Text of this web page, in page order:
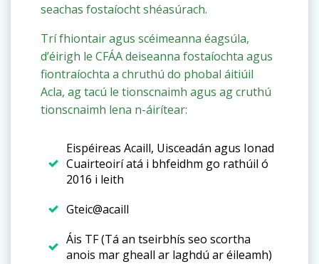
seachas fostaíocht shéasúrach.
Trí fhiontair agus scéimeanna éagsúla,
d’éirigh le CFÁA deiseanna fostaíochta agus
fiontraíochta a chruthú do phobal áitiúil
Acla, ag tacú le tionscnaimh agus ag cruthú
tionscnaimh lena n-áirítear:
Eispéireas Acaill, Uisceadán agus Ionad
Cuairteoirí atá i bhfeidhm go rathúil ó
2016 i leith
Gteic@acaill
Áis TF (Tá an tseirbhís seo scortha
anois mar gheall ar laghdú ar éileamh)